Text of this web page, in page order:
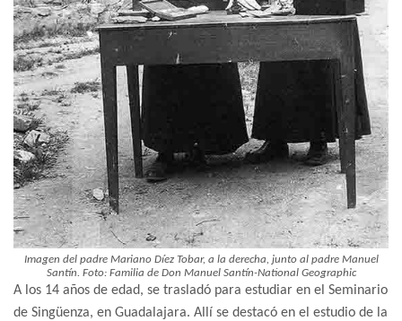
Imagen del padre Mariano Díez Tobar, a la derecha, junto al padre Manuel
Santín. Foto: Familia de Don Manuel Santín-National Geographic
A los 14 años de edad, se trasladó para estudiar en el Seminario
de Singüenza, en Guadalajara. Allí se destacó en el estudio de la